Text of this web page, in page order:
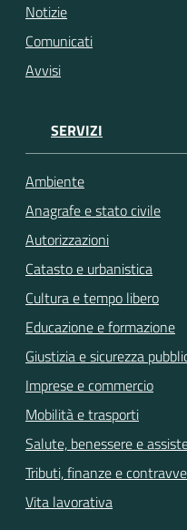
Notizie
Comunicati
Avvisi
SERVIZI
Ambiente
Anagrafe e stato civile
Autorizzazioni
Catasto e urbanistica
Cultura e tempo libero
Educazione e formazione
Giustizia e sicurezza
Imprese e commercio
Mobilità e trasporti
Salute, benessere e
Tributi, finanze e
Vita lavorativa